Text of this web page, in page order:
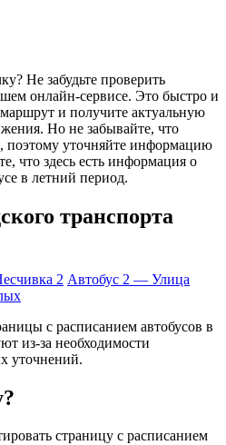
Не забудьте проверить
онлайн-сервисе. Это быстро и
и получите актуальную
Но не забывайте, что
поэтому уточняйте информацию
что здесь есть информация о
в летний период.
транспорта
2 Автобус 2 — Улица
с расписанием автобусов в
из-за необходимости
уточнений.
страницу с расписанием